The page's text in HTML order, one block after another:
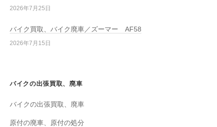
2026年7月25日
バイク買取、バイク廃車／ズーマー AF58
2026年7月15日
バイクの出張買取、廃車
バイクの出張買取、廃車
原付の廃車、原付の処分